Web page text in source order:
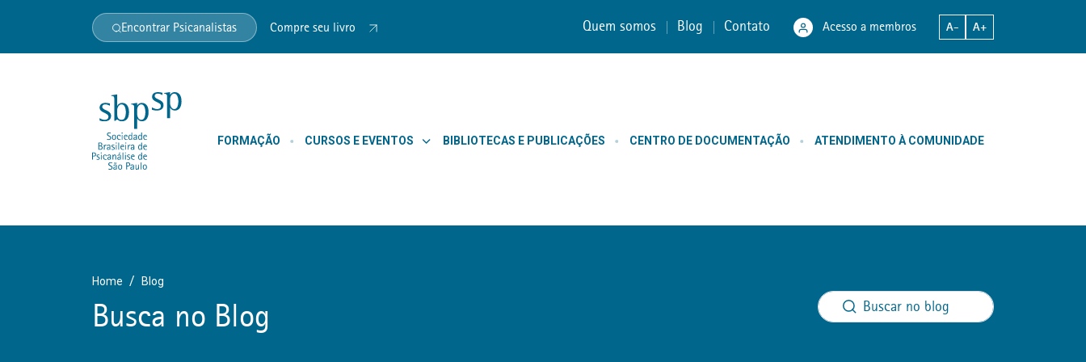
Encontrar Psicanalistas Compre seu livro Quem somos Blog Contato Acesso a membros A- A+
FORMAÇÃO CURSOS E EVENTOS BIBLIOTECAS E PUBLICAÇÕES CENTRO DE DOCUMENTAÇÃO ATENDIMENTO À COMUNIDADE
Home Blog
Busca no Blog